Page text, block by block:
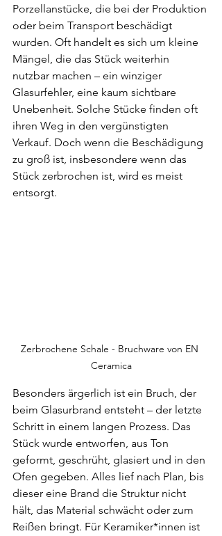
Porzellanstücke, die bei der Produktion
oder beim Transport beschädigt
wurden. Oft handelt es sich um kleine
Mängel, die das Stück weiterhin
nutzbar machen – ein winziger
Glasurfehler, eine kaum sichtbare
Unebenheit. Solche Stücke finden oft
ihren Weg in den vergünstigten
Verkauf. Doch wenn die Beschädigung
zu groß ist, insbesondere wenn das
Stück zerbrochen ist, wird es meist
entsorgt.
Zerbrochene Schale - Bruchware von EN
Ceramica
Besonders ärgerlich ist ein Bruch, der
beim Glasurbrand entsteht – der letzte
Schritt in einem langen Prozess. Das
Stück wurde entworfen, aus Ton
geformt, geschrüht, glasiert und in den
Ofen gegeben. Alles lief nach Plan, bis
dieser eine Brand die Struktur nicht
hält, das Material schwächt oder zum
Reißen bringt. Für Keramiker*innen ist